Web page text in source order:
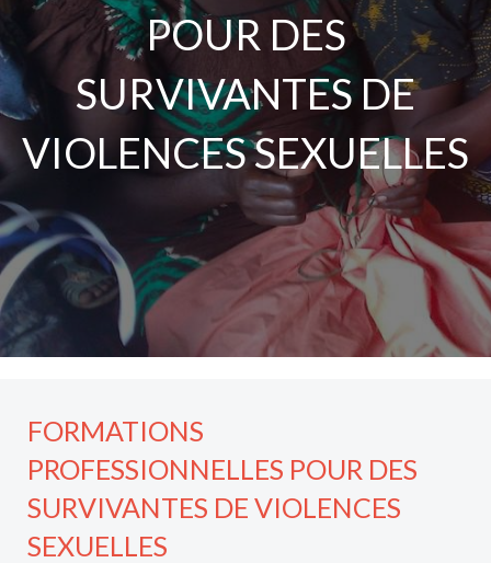
POUR DES
SURVIVANTES DE
VIOLENCES SEXUELLES
FORMATIONS
PROFESSIONNELLES POUR DES
SURVIVANTES DE VIOLENCES
SEXUELLES